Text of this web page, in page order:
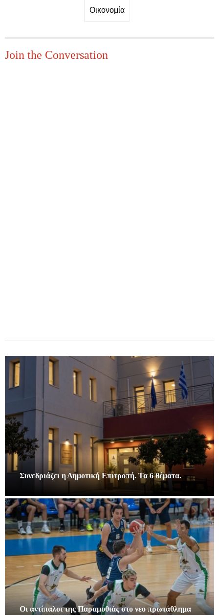
Οικονομία
Join the Conversation
Συνεδριάζει η Δημοτική Επιτροπή. Τα 6 θέματα.
Οι αντίπαλοι της Παραμυθιάς στο νεο πρωτάθλημα